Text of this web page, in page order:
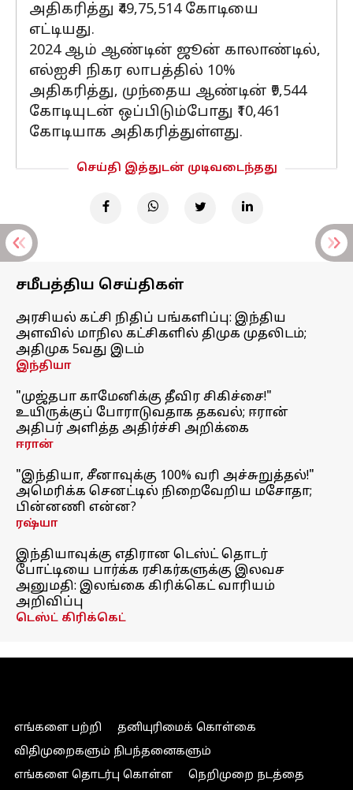
அதிகரித்து ₹49,75,514 கோடியை
எட்டியது.
2024 ஆம் ஆண்டின் ஜூன் காலாண்டில்,
எல்ஐசி நிகர லாபத்தில் 10%
அதிகரித்து, முந்தைய ஆண்டின் ₹9,544
கோடியுடன் ஒப்பிடும்போது ₹10,461
கோடியாக அதிகரித்துள்ளது.
செய்தி இத்துடன் முடிவடைந்தது
சமீபத்திய செய்திகள்
அரசியல் கட்சி நிதிப் பங்களிப்பு: இந்திய
அளவில் மாநில கட்சிகளில் திமுக முதலிடம்;
அதிமுக 5வது இடம்
இந்தியா
"முஜ்தபா காமேனிக்கு தீவிர சிகிச்சை!"
உயிருக்குப் போராடுவதாக தகவல்; ஈரான்
அதிபர் அளித்த அதிர்ச்சி அறிக்கை
ஈரான்
"இந்தியா, சீனாவுக்கு 100% வரி அச்சுறுத்தல்!"
அமெரிக்க செனட்டில் நிறைவேறிய மசோதா;
பின்னணி என்ன?
ரஷ்யா
இந்தியாவுக்கு எதிரான டெஸ்ட் தொடர்
போட்டியை பார்க்க ரசிகர்களுக்கு இலவச
அனுமதி: இலங்கை கிரிக்கெட் வாரியம்
அறிவிப்பு
டெஸ்ட் கிரிக்கெட்
எங்களை பற்றி
தனியுரிமைக் கொள்கை
விதிமுறைகளும் நிபந்தனைகளும்
எங்களை தொடர்பு கொள்ள
நெறிமுறை நடத்தை